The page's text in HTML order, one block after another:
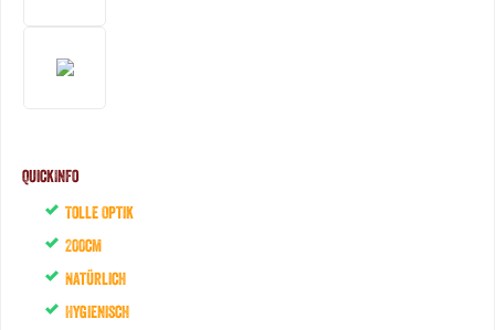
QuickInfo
Tolle Optik
200cm
Natürlich
Hygienisch